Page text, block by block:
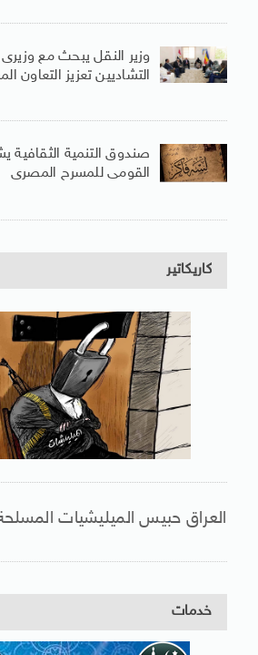
وزير النقل يبحث مع وزيرى
التشاديين تعزيز التعاون
صندوق التنمية الثقافية
القومى للمسرح المصرى
كاريكاتير
العراق حبيس الميليشيات
خدمات